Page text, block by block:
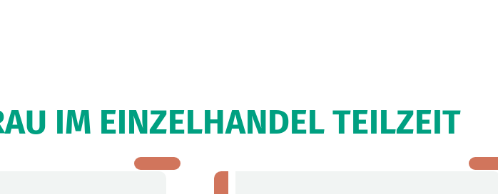
IM EINZELHANDEL TEILZEIT